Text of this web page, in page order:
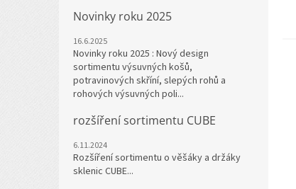
Novinky roku 2025
16.6.2025
Novinky roku 2025 : Nový design
sortimentu výsuvných košů,
potravinových skříní, slepých rohů a
rohových výsuvných poli...
rozšíření sortimentu CUBE
6.11.2024
Rozšíření sortimentu o věšáky a držáky
sklenic CUBE...